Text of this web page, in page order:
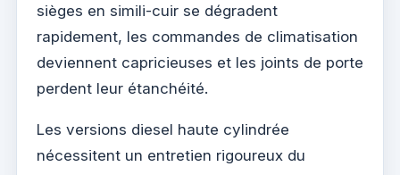
sièges en simili-cuir se dégradent
rapidement, les commandes de climatisation
deviennent capricieuses et les joints de porte
perdent leur étanchéité.
Les versions diesel haute cylindrée
nécessitent un entretien rigoureux du